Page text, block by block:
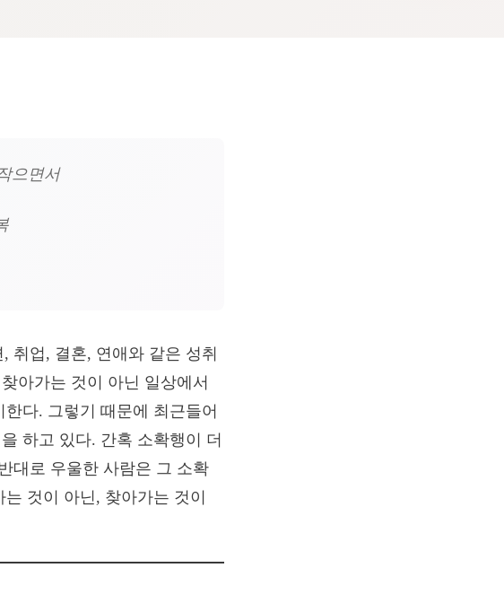
으면서
취업, 결혼, 연애와 같은 성취
아가는 것이 아닌 일상에서
다. 그렇기 때문에 최근들어
하고 있다. 간혹 소확행이 더
대로 우울한 사람은 그 소확
것이 아닌, 찾아가는 것이